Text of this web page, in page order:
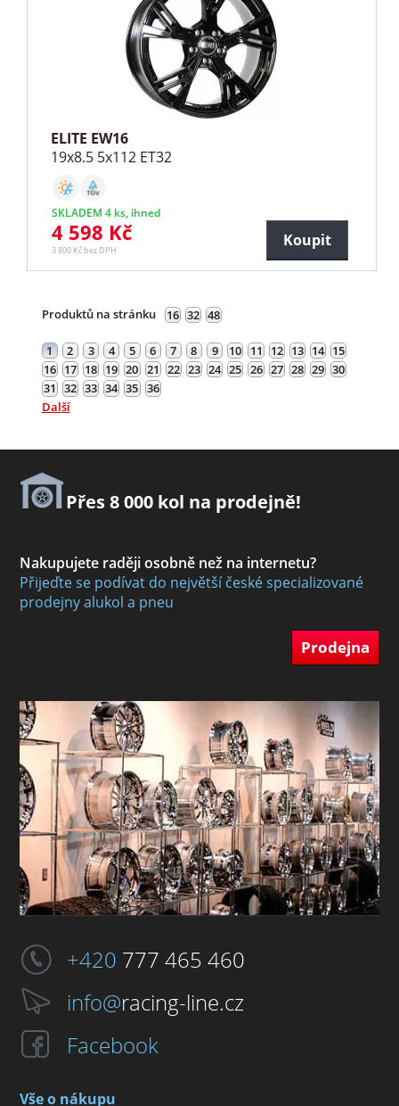
ELITE EW16
19x8.5 5x112 ET32
SKLADEM 4 ks, ihned
4 598 Kč
3 800 Kč bez DPH
Koupit
Produktů na stránku 16 32 48
1 2 3 4 5 6 7 8 9 10 11 12 13 14 15
16 17 18 19 20 21 22 23 24 25 26 27 28 29 30
31
32 33 34 35 36
Další
Přes 8 000 kol na prodejně!
Nakupujete raději osobně než na internetu?
Přijeďte se podívat do největší české specializované
prodejny alukol a pneu
Prodejna
+420 777 465 460
info@racing-line.cz
Facebook
Vše o nákupu